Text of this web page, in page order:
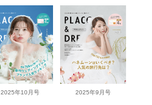
2025年10月号 2025年9月号